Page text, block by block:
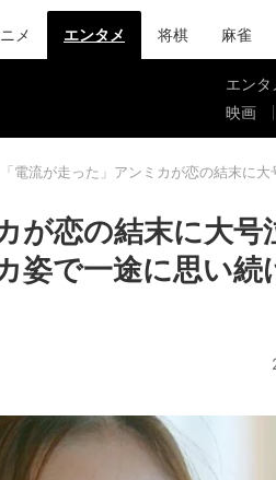
メ エンタメ 将棋 麻雀
エンタ
映画
「電流が走った」アンミカが恋の結末に
が恋の結末に大号
姿で一途に思い続